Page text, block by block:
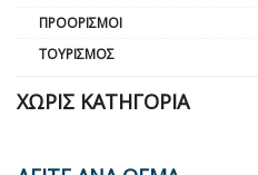
ΠΡΟΟΡΙΣΜΟΊ
ΤΟΥΡΙΣΜΌΣ
ΧΩΡΊΣ ΚΑΤΗΓΟΡΊΑ